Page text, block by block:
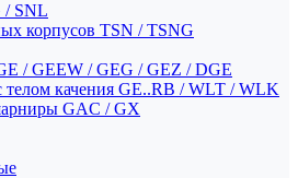
/ SNL
корпусов TSN / TSNG
/ GEEW / GEG / GEZ / DGE
качения GE..RB / WLT / WLK
GAC / GX